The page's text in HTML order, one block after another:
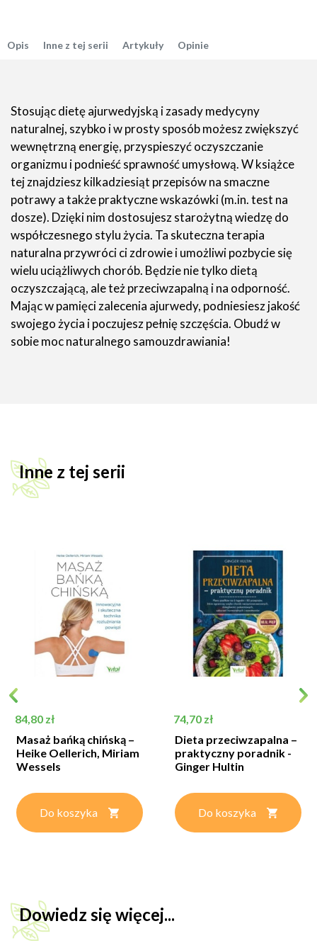
Opis Inne z tej serii Artykuły Opinie
Stosując dietę ajurwedyjską i zasady medycyny
naturalnej, szybko i w prosty sposób możesz zwiększyć
wewnętrzną energię, przyspieszyć oczyszczanie
organizmu i podnieść sprawność umysłową. W książce
tej znajdziesz kilkadziesiąt przepisów na smaczne
potrawy a także praktyczne wskazówki (m.in. test na
dosze). Dzięki nim dostosujesz starożytną wiedzę do
współczesnego stylu życia. Ta skuteczna terapia
naturalna przywróci ci zdrowie i umożliwi pozbycie się
wielu uciążliwych chorób. Będzie nie tylko dietą
oczyszczającą, ale też przeciwzapalną i na odporność.
Mając w pamięci zalecenia ajurwedy, podniesiesz jakość
swojego życia i poczujesz pełnię szczęścia. Obudź w
sobie moc naturalnego samouzdrawiania!
Inne z tej serii
Cena
84,80 zł
Masaż bańką chińską –
Heike Oellerich, Miriam
Wessels
Do koszyka
Cena
74,70 zł
Dieta przeciwzapalna –
praktyczny poradnik -
Ginger Hultin
Do koszyka
Dowiedz się więcej...